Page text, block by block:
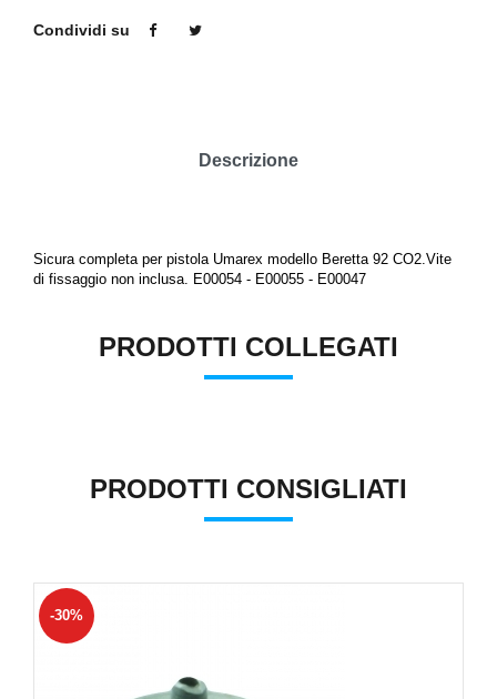
Condividi su
Descrizione
Sicura completa per pistola Umarex modello Beretta 92 CO2.Vite
di fissaggio non inclusa. E00054 - E00055 - E00047
PRODOTTI COLLEGATI
PRODOTTI CONSIGLIATI
-30%